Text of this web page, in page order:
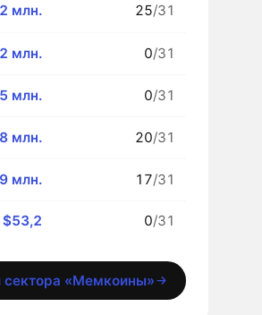
млн. 25/31
млн. 0/31
млн. 0/31
млн. 20/31
млн. 17/31
$53,2 0/31
сектора «Мемкоины»